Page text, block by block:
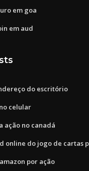
em goa
em aud
do escritório
celular
ação no canadá
online do jogo de cartas
por ação